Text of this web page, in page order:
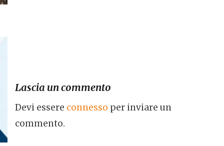
Lascia un commento
Devi essere connesso per inviare un
commento.